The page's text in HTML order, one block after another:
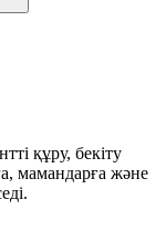
құру, бекіту
мамандарға және